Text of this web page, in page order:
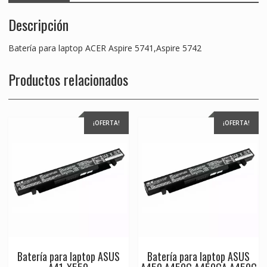
Descripción
Batería para laptop ACER Aspire 5741,Aspire 5742
Productos relacionados
¡OFERTA!
Batería para laptop ASUS
¡OFERTA!
Batería para laptop ASUS